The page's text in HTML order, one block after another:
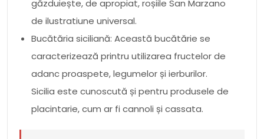
găzduiește, de apropiat, roșiile San Marzano
de ilustratiune universal.
Bucătăria siciliană: Această bucătărie se
caracterizează printru utilizarea fructelor de
adanc proaspete, legumelor și ierburilor.
Sicilia este cunoscută și pentru produsele de
placintarie, cum ar fi cannoli și cassata.